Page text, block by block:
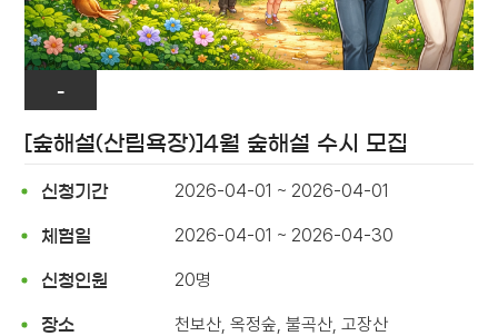
-
[숲해설(산림욕장)]4월 숲해설 수시 모집
신청기간 2026-04-01 ~ 2026-04-01
체험일 2026-04-01 ~ 2026-04-30
신청인원 20명
장소 천보산, 옥정숲, 불곡산, 고장산